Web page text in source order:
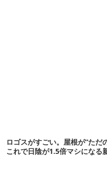
ロゴスがすごい。屋根が“ただ
これで日陰が1.5倍マシになる